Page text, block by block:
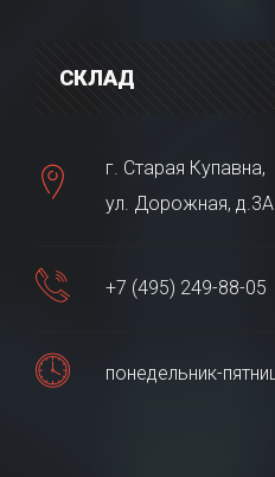
СКЛАД
г. Старая Купавна,
ул. Дорожная, д.3А
+7 (495) 249-88-05
понедельник-